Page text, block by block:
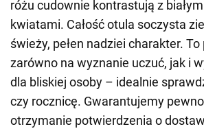
różu cudownie kontrastują z
kwiatami. Całość otula soczysta
świeży, pełen nadziei charakter.
zarówno na wyznanie uczuć, jak i
dla bliskiej osoby – idealnie
czy rocznicę. Gwarantujemy
otrzymanie potwierdzenia o